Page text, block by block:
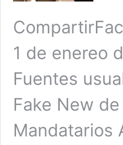
1 de enereo
Fuentes
Fake New
Mandatarios